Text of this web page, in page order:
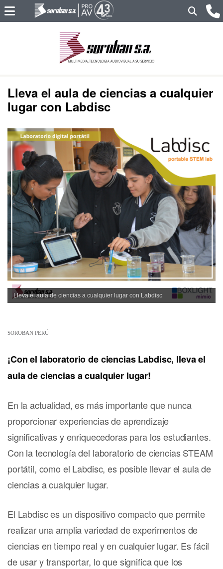
Lleva el aula de ciencias a cualquier
lugar con Labdisc
Lleva el aula de ciencias a cualquier lugar con Labdisc
SOROBAN PERÚ
¡Con el laboratorio de ciencias Labdisc, lleva el
aula de ciencias a cualquier lugar!
En la actualidad, es más importante que nunca
proporcionar experiencias de aprendizaje
significativas y enriquecedoras para los estudiantes.
Con la tecnología del laboratorio de ciencias STEAM
portátil, como el Labdisc, es posible llevar el aula de
ciencias a cualquier lugar.
El Labdisc es un dispositivo compacto que permite
realizar una amplia variedad de experimentos de
ciencias en tiempo real y en cualquier lugar. Es fácil
de usar y transportar, lo que significa que los